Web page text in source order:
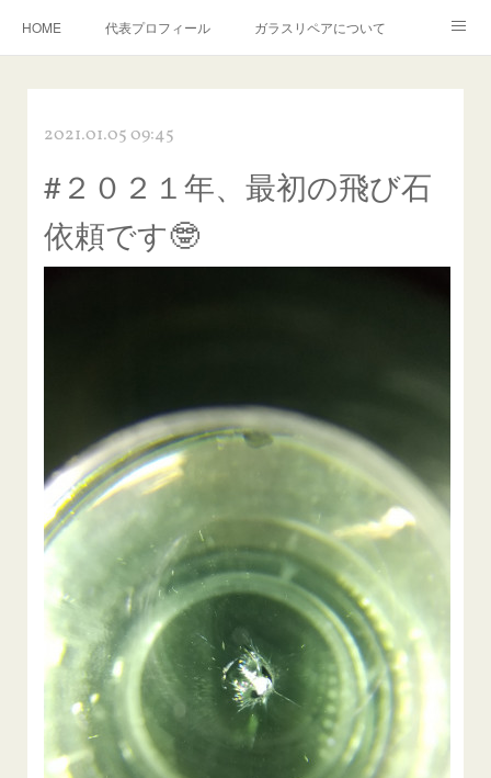
HOME 代表プロフィール ガラスリペアについて
飛び石施工料金について
当店へのアクセス 建築ガラスキズ取り・研磨・磨き
【プロ使用】フッ素系ガラストリートメント『アクアペル』
当店の良心的価格の理由について
2021.01.05 09:45
#２０２１年、最初の飛び石
依頼です🤓